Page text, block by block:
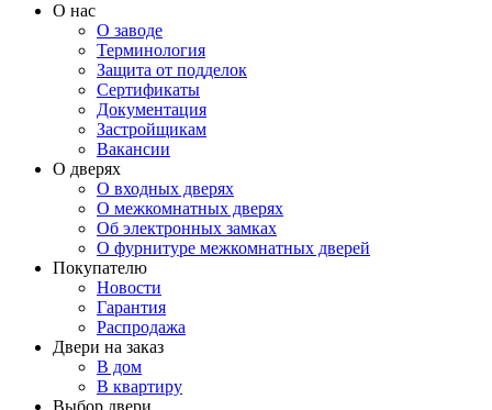
О нас
О заводе
Терминология
Защита от подделок
Сертификаты
Документация
Застройщикам
Вакансии
О дверях
О входных дверях
О межкомнатных дверях
Об электронных замках
О фурнитуре межкомнатных дверей
Покупателю
Новости
Гарантия
Распродажа
Двери на заказ
В дом
В квартиру
Выбор двери